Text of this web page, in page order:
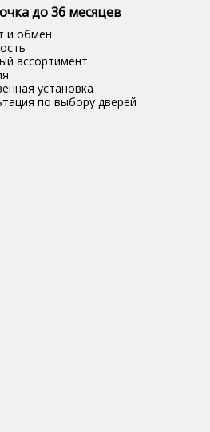
до 36 месяцев
и обмен
ассортимент
установка
по выбору дверей